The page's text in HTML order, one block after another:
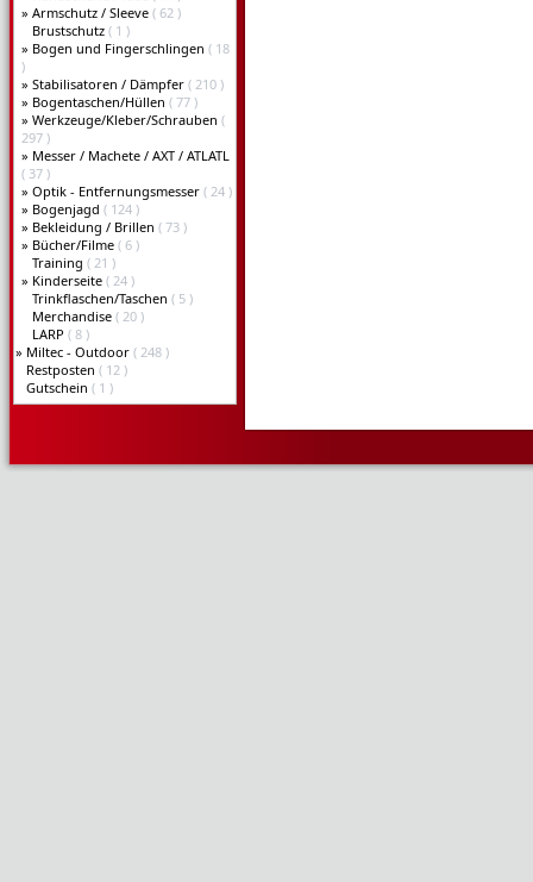
» Armschutz / Sleeve ( 62 )
Brustschutz ( 1 )
» Bogen und Fingerschlingen ( 18
)
» Stabilisatoren / Dämpfer ( 210 )
» Bogentaschen/Hüllen ( 77 )
» Werkzeuge/Kleber/Schrauben (
297 )
» Messer / Machete / AXT / ATLATL
( 37 )
» Optik - Entfernungsmesser ( 24 )
» Bogenjagd ( 124 )
» Bekleidung / Brillen ( 73 )
» Bücher/Filme ( 6 )
Training ( 21 )
» Kinderseite ( 24 )
Trinkflaschen/Taschen ( 5 )
Merchandise ( 20 )
LARP ( 8 )
» Miltec - Outdoor ( 248 )
Restposten ( 12 )
Gutschein ( 1 )